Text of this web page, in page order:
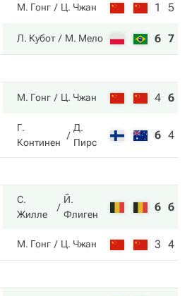
М. Гонг Ц. Чжан 1 5
Л. Кубот М. Мело 6 7
М. Гонг Ц. Чжан 4 6
Г.
Континен
Д.
Пирс
6 4
С.
Жилле
Й.
Флиген
6 6
М. Гонг Ц. Чжан 3 4